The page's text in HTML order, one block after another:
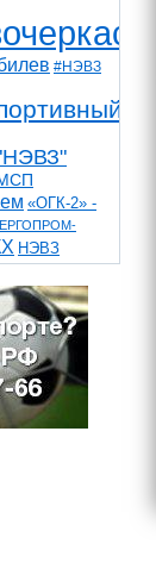
#НЭВЗ
«ОГК-2» -
НЭВЗ
выборы
космос
роща